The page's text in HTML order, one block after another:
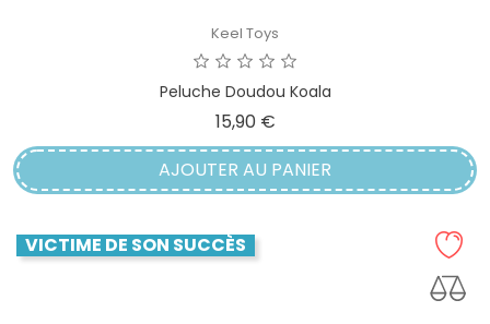
Keel Toys
Peluche Doudou Koala
15,90 €Prix
AJOUTER AU PANIER
VICTIME DE SON SUCCÈS